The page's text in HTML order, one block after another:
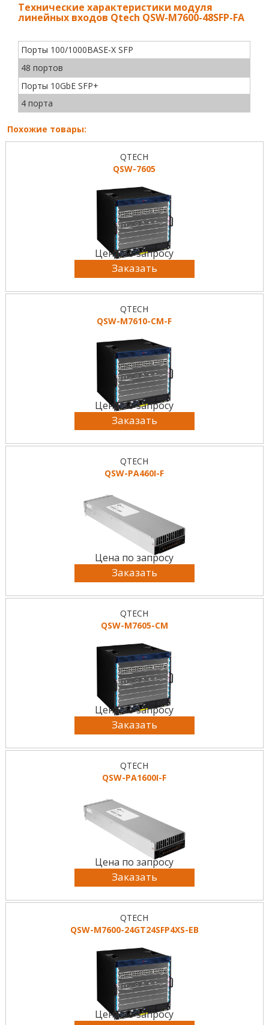
Технические характеристики модуля
линейных входов Qtech QSW-M7600-48SFP-FA
Порты 100/1000BASE-X SFP
48 портов
Порты 10GbE SFP+
4 порта
Похожие товары:
QTECH
QSW-7605
Цена по запросу
Заказать
QTECH
QSW-M7610-CM-F
Цена по запросу
Заказать
QTECH
QSW-PA460I-F
Цена по запросу
Заказать
QTECH
QSW-M7605-CM
Цена по запросу
Заказать
QTECH
QSW-PA1600I-F
Цена по запросу
Заказать
QTECH
QSW-M7600-24GT24SFP4XS-EB
Цена по запросу